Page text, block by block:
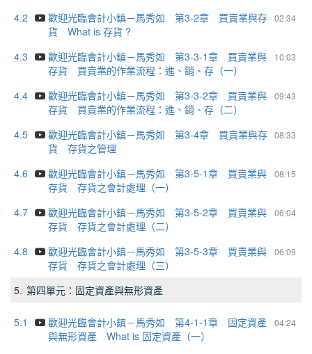
4.2
02:34
歡迎光臨會計小鎮－馬秀如 第3-2章 買賣業與存
貨 What is 存貨 ?
4.3
10:03
歡迎光臨會計小鎮－馬秀如 第3-3-1章 買賣業與
存貨 買賣業的作業流程：進、銷、存（一）
4.4
09:43
歡迎光臨會計小鎮－馬秀如 第3-3-2章 買賣業與
存貨 買賣業的作業流程：進、銷、存（二）
4.5
08:33
歡迎光臨會計小鎮－馬秀如 第3-4章 買賣業與存
貨 存貨之管理
4.6
08:15
歡迎光臨會計小鎮－馬秀如 第3-5-1章 買賣業與
存貨 存貨之會計處理（一）
4.7
06:04
歡迎光臨會計小鎮－馬秀如 第3-5-2章 買賣業與
存貨 存貨之會計處理（二）
4.8
06:09
歡迎光臨會計小鎮－馬秀如 第3-5-3章 買賣業與
存貨 存貨之會計處理（三）
5. 第四單元：固定資產與無形資產
5.1 04:24
歡迎光臨會計小鎮－馬秀如 第4-1-1章 固定資產
與無形資產 What is 固定資產（一）